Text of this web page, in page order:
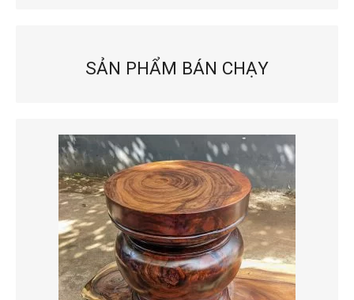
SẢN PHẨM BÁN CHẠY